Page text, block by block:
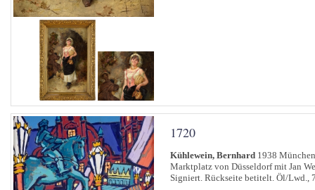
1720
Kühlewein, Bernhard 1938 München
Marktplatz von Düsseldorf mit Jan
Signiert. Rückseite betitelt. Öl/Lwd.,